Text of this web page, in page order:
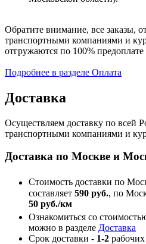
Обратите внимание, все заказы,
транспортными компаниями и
отгружаются по 100%
Подробнее в разделе Оплата
Доставка
Осуществляем доставку по всей
транспортными компаниями и
Доставка по Москве и
Стоимость доставки по
составляет 590 руб., по
50 руб./км
Ознакомиться со
можно в разделе Доставка
Срок доставки - 1-2